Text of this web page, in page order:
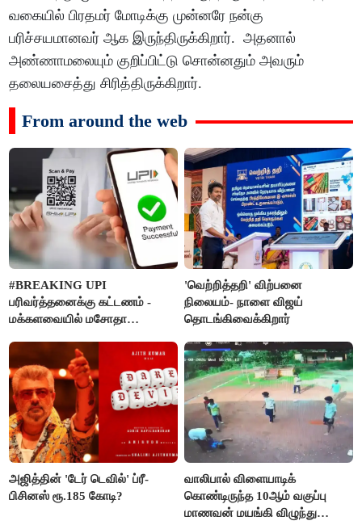
வகையில் பிரதமர் மோடிக்கு முன்னரே நன்கு
பரிச்சயமானவர் ஆக இருந்திருக்கிறார். அதனால்
அண்ணாமலையும் குறிப்பிட்டு சொன்னதும் அவரும்
தலையசைத்து சிரித்திருக்கிறார்.
From around the web
#BREAKING UPI
பரிவர்த்தனைக்கு கட்டணம் -
மக்களவையில் மசோதா
'வெற்றித்தறி' விற்பனை
நிலையம்- நாளை விஜய்
தொடங்கிவைக்கிறார்
அஜித்தின் 'டேர் டெவில்' ப்ரீ-
பிசினஸ் ரூ.185 கோடி?
வாலிபால் விளையாடிக்
கொண்டிருந்த 10ஆம் வகுப்பு
மாணவன் மயங்கி விழுந்து